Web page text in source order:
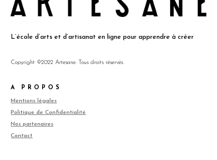
L’école d’arts et d’artisanat en ligne pour apprendre à créer
Copyright ©2022 Artesane. Tous droits réservés.
A PROPOS
Mentions légales
Politique de Confidentialité
Nos partenaires
Contact